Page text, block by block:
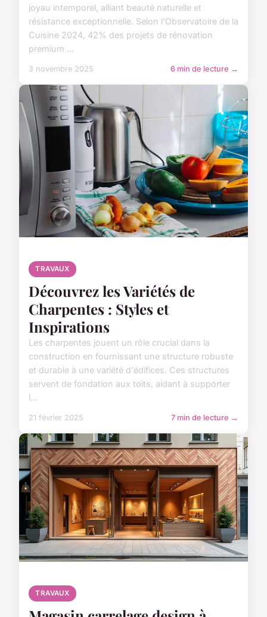
joyau intemporel, alliant beauté naturelle et
résistance exceptionnelle. Selon l'Observatoire de la
Cuisine 2024, 42% des projets de rénovation
premium ...
3 novembre 2025 6 min de lecture →
TRAVAUX
Découvrez les Variétés de
Charpentes : Styles et
Inspirations
Les charpentes jouent un rôle crucial dans la
construction en fournissant une structure robuste
et durable à une variété d'édifices. Ces structures
servent de fondation aux toits, aidant à supporter
l...
21 février 2025 7 min de lecture →
TRAVAUX